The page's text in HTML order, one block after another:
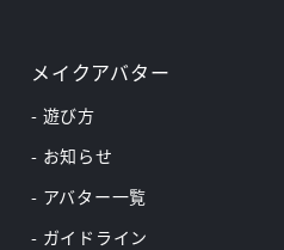
メイクアバター
- 遊び方
- お知らせ
- アバター一覧
- ガイドライン